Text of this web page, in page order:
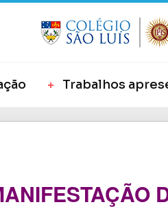
Trabalhos